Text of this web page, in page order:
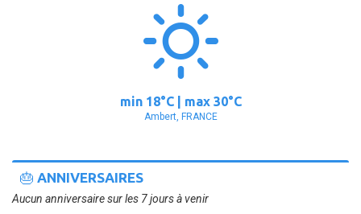
min 18°C | max 30°C
Ambert, FRANCE
🎂 ANNIVERSAIRES
Aucun anniversaire sur les 7 jours à venir